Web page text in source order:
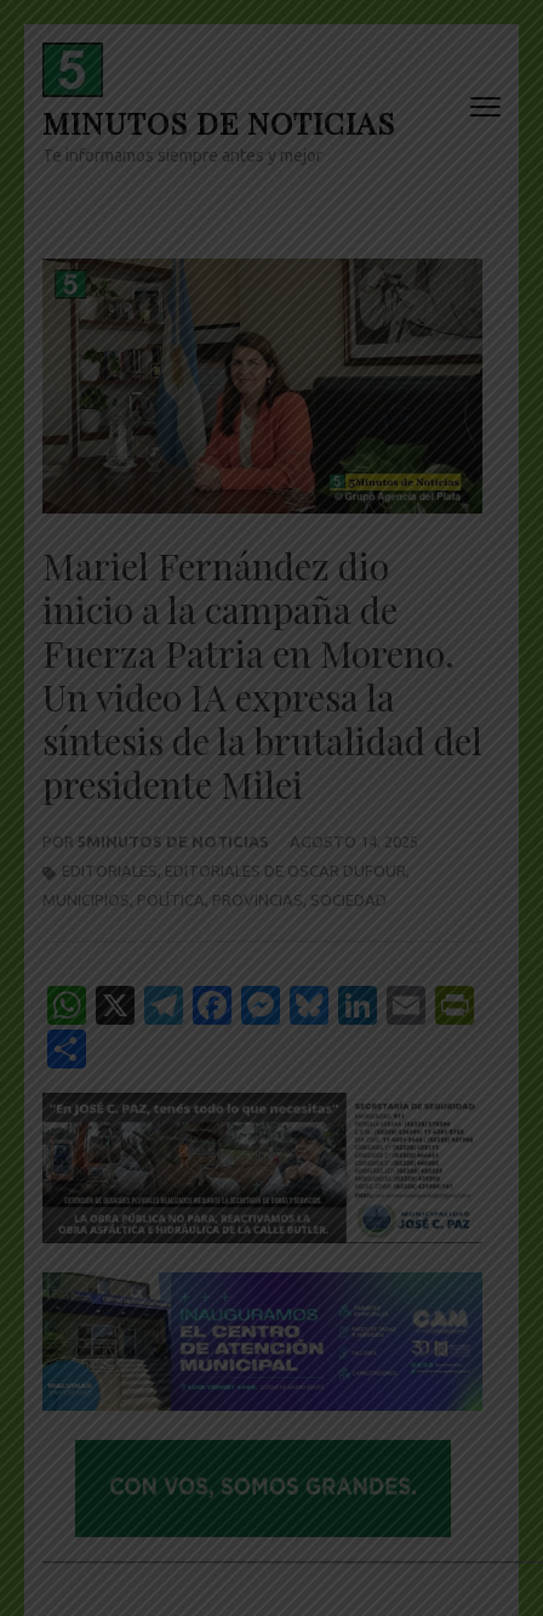
Skip
content
(Press
Enter)
MINUTOS DE NOTICIAS
Te informamos siempre antes y mejor
Mariel Fernández dio
inicio a la campaña de
Fuerza Patria en Moreno.
Un video IA expresa la
síntesis de la brutalidad del
presidente Milei
POR 5MINUTOS DE NOTICIAS
AGOSTO 14, 2025
EDITORIALES EDITORIALES DE OSCAR DUFOUR
MUNICIPIOS POLÍTICA PROVINCIAS SOCIEDAD
WhatsApp
X Telegram
Facebook
Messenger
Bluesky
LinkedIn
Email